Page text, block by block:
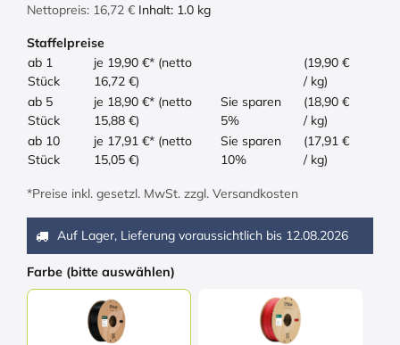
Nettopreis: 16,72 € Inhalt: 1.0 kg
Staffelpreise
ab 1
Stück
je 19,90 €* (netto
16,72 €)
(19,90 €
/ kg)
ab 5
Stück
je 18,90 €* (netto
15,88 €)
Sie sparen
5%
(18,90 €
/ kg)
ab 10
Stück
je 17,91 €* (netto
15,05 €)
Sie sparen
10%
(17,91 €
/ kg)
*Preise inkl. gesetzl. MwSt. zzgl. Versandkosten
Auf Lager, Lieferung voraussichtlich bis 12.08.2026
Farbe (bitte auswählen)